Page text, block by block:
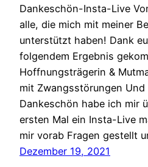
Dankeschön-Insta-Live
alle, die mich mit meiner
unterstützt haben! Dank
folgendem Ergebnis
Hoffnungsträgerin &
mit Zwangsstörungen Und
Dankeschön habe ich mir
ersten Mal ein Insta-Live
mir vorab Fragen gestellt
Dezember 19, 2021